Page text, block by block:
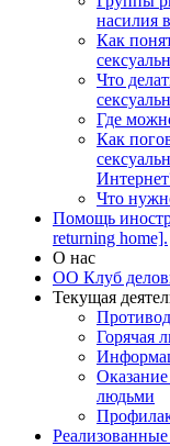
насилия
Как
Что
Где
Как
Что
Помощь
returning home].
О нас
ОО Клуб
Текущая
Горячая
людьми